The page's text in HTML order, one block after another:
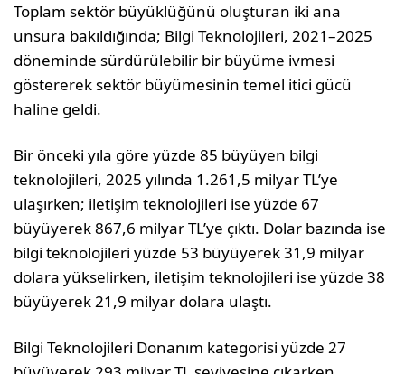
Toplam sektör büyüklüğünü oluşturan iki ana
unsura bakıldığında; Bilgi Teknolojileri, 2021–2025
döneminde sürdürülebilir bir büyüme ivmesi
göstererek sektör büyümesinin temel itici gücü
haline geldi.
Bir önceki yıla göre yüzde 85 büyüyen bilgi
teknolojileri, 2025 yılında 1.261,5 milyar TL’ye
ulaşırken; iletişim teknolojileri ise yüzde 67
büyüyerek 867,6 milyar TL’ye çıktı. Dolar bazında ise
bilgi teknolojileri yüzde 53 büyüyerek 31,9 milyar
dolara yükselirken, iletişim teknolojileri ise yüzde 38
büyüyerek 21,9 milyar dolara ulaştı.
Bilgi Teknolojileri Donanım kategorisi yüzde 27